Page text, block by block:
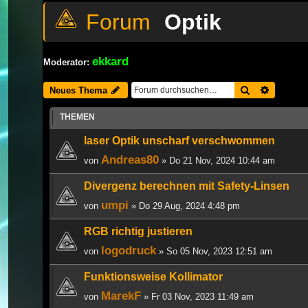
Optik
Moderator: ekkard
Neues Thema Suche
THEMEN
laser Optik unscharf verschwommen
von Andreas80 » Do 21 Nov, 2024 10:44 am
Divergenz berechnen mit Safety-Linsen
von umpi » Do 29 Aug, 2024 4:48 pm
RGB richtig justieren
von logodruck » So 05 Nov, 2023 12:51 am
Funktionsweise Kollimator
von MarekF » Fr 03 Nov, 2023 11:49 am